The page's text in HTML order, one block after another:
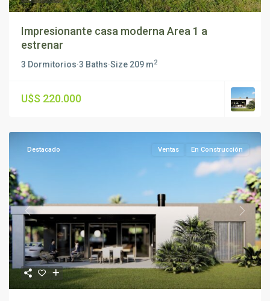
Impresionante casa moderna Area 1 a
estrenar
3 Dormitorios·3 Baths·Size 209 m2
U$S 220.000
Previous Next
Destacado Ventas En Construcción